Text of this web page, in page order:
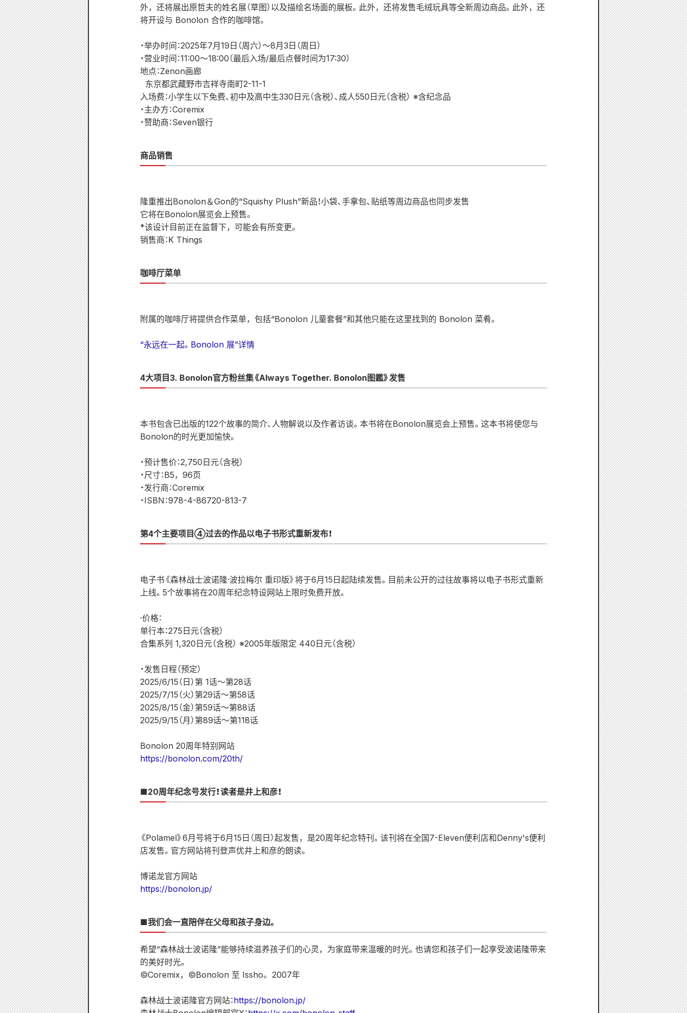
外，还将展出原哲夫的姓名展（草图）以及描绘名场面的展板。此外，还将发售毛绒玩具等全新周边商品。此外，还
将开设与 Bonolon 合作的咖啡馆。
・举办时间：2025年7月19日（周六）～8月3日（周日）
・营业时间：11:00～18:00（最后入场/最后点餐时间为17:30）
地点：Zenon画廊
东京都武藏野市吉祥寺南町2-11-1
入场费：小学生以下免费、初中及高中生330日元（含税）、成人550日元（含税） ※含纪念品
・主办方：Coremix
・赞助商：Seven银行
商品销售
隆重推出Bonolon＆Gon的“Squishy Plush”新品！小袋、手拿包、贴纸等周边商品也同步发售
它将在Bonolon展览会上预售。
*该设计目前正在监督下，可能会有所变更。
销售商：K Things
咖啡厅菜单
附属的咖啡厅将提供合作菜单，包括“Bonolon 儿童套餐”和其他只能在这里找到的 Bonolon 菜肴。
“永远在一起。Bonolon 展”详情
4大项目3. Bonolon官方粉丝集《Always Together. Bonolon图鑑》发售
本书包含已出版的122个故事的简介、人物解说以及作者访谈。本书将在Bonolon展览会上预售。这本书将使您与
Bonolon的时光更加愉快。
・预计售价：2,750日元（含税）
・尺寸：B5，96页
・发行商：Coremix
・ISBN：978-4-86720-813-7
第4个主要项目④过去的作品以电子书形式重新发布！
电子书《森林战士波诺隆·波拉梅尔 重印版》将于6月15日起陆续发售。目前未公开的过往故事将以电子书形式重新
上线。5个故事将在20周年纪念特设网站上限时免费开放。
·价格：
单行本：275日元（含税）
合集系列 1,320日元（含税） ※2005年版限定 440日元（含税）
・发售日程（预定）
2025/6/15（日）第 1话〜第28话
2025/7/15（火）第29话〜第58话
2025/8/15（金）第59话〜第88话
2025/9/15（月）第89话〜第118话
Bonolon 20周年特别网站
https://bonolon.com/20th/
■20周年纪念号发行！读者是井上和彦！
《Polamel》6月号将于6月15日（周日）起发售，是20周年纪念特刊。该刊将在全国7-Eleven便利店和Denny's便利
店发售。官方网站将刊登声优井上和彦的朗读。
博诺龙官方网站
https://bonolon.jp/
■我们会一直陪伴在父母和孩子身边。
希望“森林战士波诺隆”能够持续滋养孩子们的心灵，为家庭带来温暖的时光。也请您和孩子们一起享受波诺隆带来
的美好时光。
©︎Coremix，©︎Bonolon 至 Issho。 2007年
森林战士波诺隆官方网站：https://bonolon.jp/